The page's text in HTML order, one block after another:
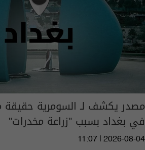
مصدر يكشف لـ السومرية
في بغداد بسبب "زراعة مخدرات"
11:07 | 2026-08-04